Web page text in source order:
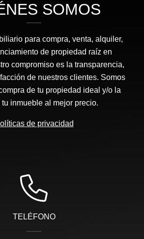
SOMOS
para compra, venta, alquiler,
de propiedad raíz en
compromiso es la transparencia,
de nuestros clientes. Somos
de tu propiedad ideal y/o la
tu inmueble al mejor precio.
de privacidad
TELÉFONO